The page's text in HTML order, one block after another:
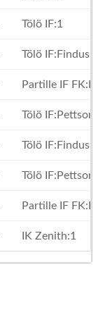
Tölö IF:1
Tölö IF:Findus
Partille IF
Tölö IF:Pettson
Tölö IF:Findus
Tölö IF:Pettson
Partille IF
IK Zenith:1